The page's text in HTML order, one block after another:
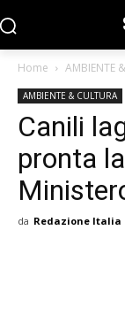
Home AMBIENTE
AMBIENTE & CULTURA
Canili
pronta
da Redazione Italia